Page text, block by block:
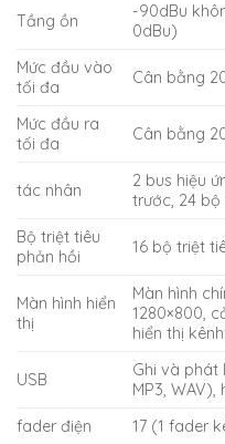
Tầng ồn
-90dBu
0dBu)
Mức đầu vào
tối đa
Cân bằng
Mức đầu ra
tối đa
Cân bằng
tác nhân
2 bus hiệu
trước, 24
Bộ triệt tiêu
phản hồi
16 bộ triệt
Màn hình hiển
thị
Màn hình
1280×800,
hiển thị
USB
Ghi và phát
MP3,
fader điện
17 (1 fader